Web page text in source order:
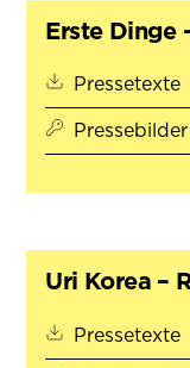
Erste Dinge
Pressetexte
Uri Korea –
Pressetexte